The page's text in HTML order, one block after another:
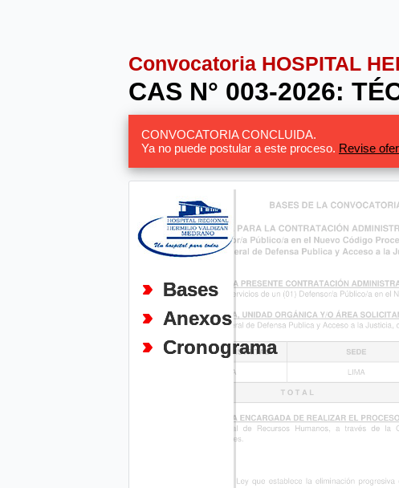
Convocatoria HOSPITAL
CAS N° 003-2026:
CONVOCATORIA CONCLUIDA.
Ya no puede postular a este proceso. Revise
Bases
Anexos
Cronograma